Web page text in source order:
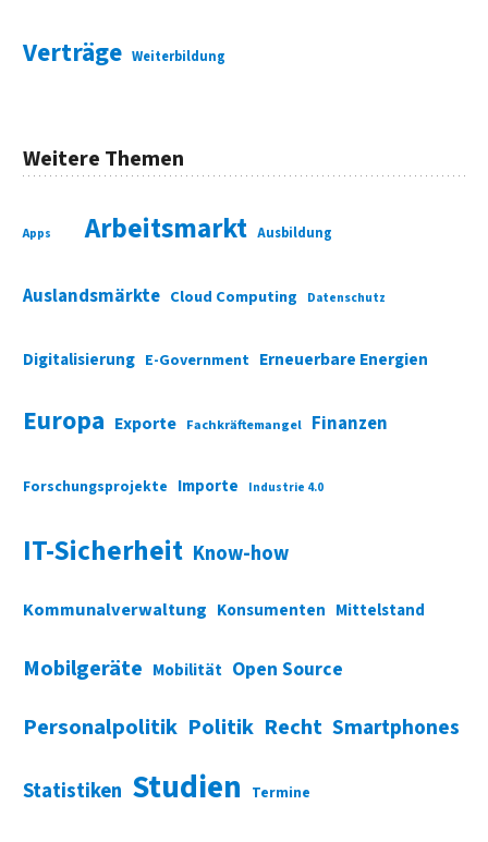
Verträge Weiterbildung
Weitere Themen
Apps Arbeitsmarkt Ausbildung
Auslandsmärkte Cloud Computing Datenschutz
Digitalisierung E-Government Erneuerbare Energien
Europa Exporte Fachkräftemangel Finanzen
Forschungsprojekte Importe Industrie 4.0
IT-Sicherheit Know-how
Kommunalverwaltung Konsumenten Mittelstand
Mobilgeräte Mobilität Open Source
Personalpolitik Politik Recht Smartphones
Statistiken Studien Termine